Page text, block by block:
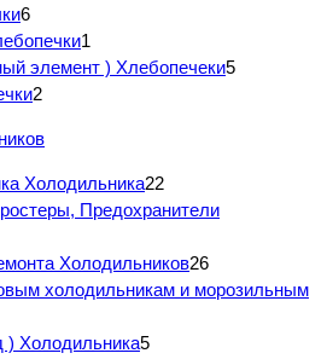
6
1
элемент ) Хлебопечеки5
2
Холодильника22
Предохранители
Холодильников26
холодильникам и морозильным
) Холодильника5